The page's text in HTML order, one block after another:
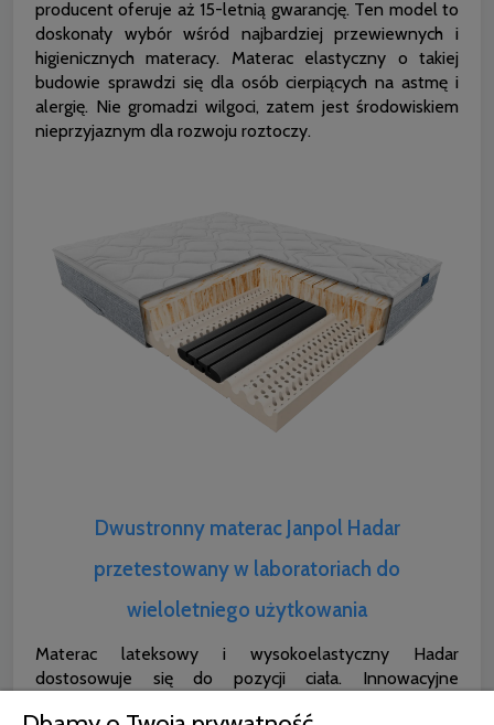
producent oferuje aż 15-letnią gwarancję. Ten model to
doskonały wybór wśród najbardziej przewiewnych i
higienicznych materacy. Materac elastyczny o takiej
budowie sprawdzi się dla osób cierpiących na astmę i
alergię. Nie gromadzi wilgoci, zatem jest środowiskiem
nieprzyjaznym dla rozwoju roztoczy.
Dwustronny materac Janpol Hadar
przetestowany w laboratoriach do
wieloletniego użytkowania
Materac lateksowy i wysokoelastyczny Hadar
dostosowuje się do pozycji ciała. Innowacyjne